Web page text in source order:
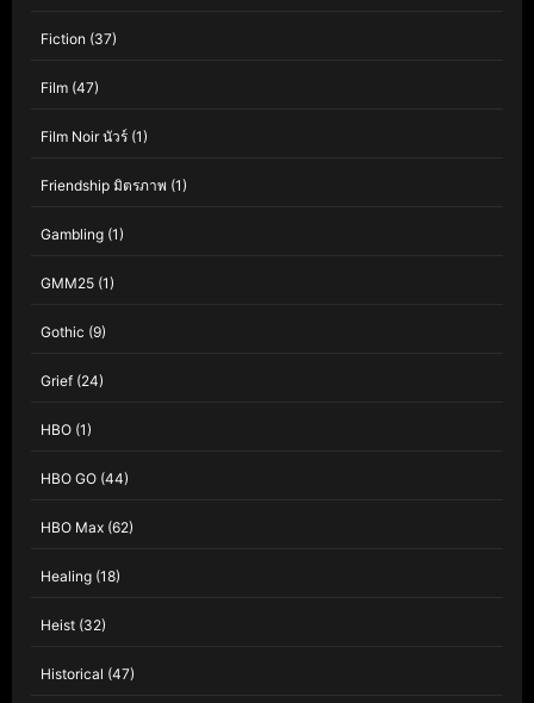
Fiction (37)
Film (47)
Film Noir นัวร์ (1)
Friendship มิตรภาพ (1)
Gambling (1)
GMM25 (1)
Gothic (9)
Grief (24)
HBO (1)
HBO GO (44)
HBO Max (62)
Healing (18)
Heist (32)
Historical (47)